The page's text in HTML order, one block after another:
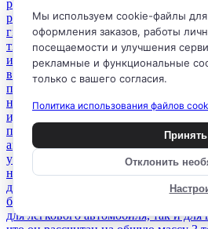
Мы используем cookie-файлы для
оформления заказов, работы
посещаемости и улучшения
рекламные и функциональные
только с вашего согласия.
Политика использования файлов
Отклонить